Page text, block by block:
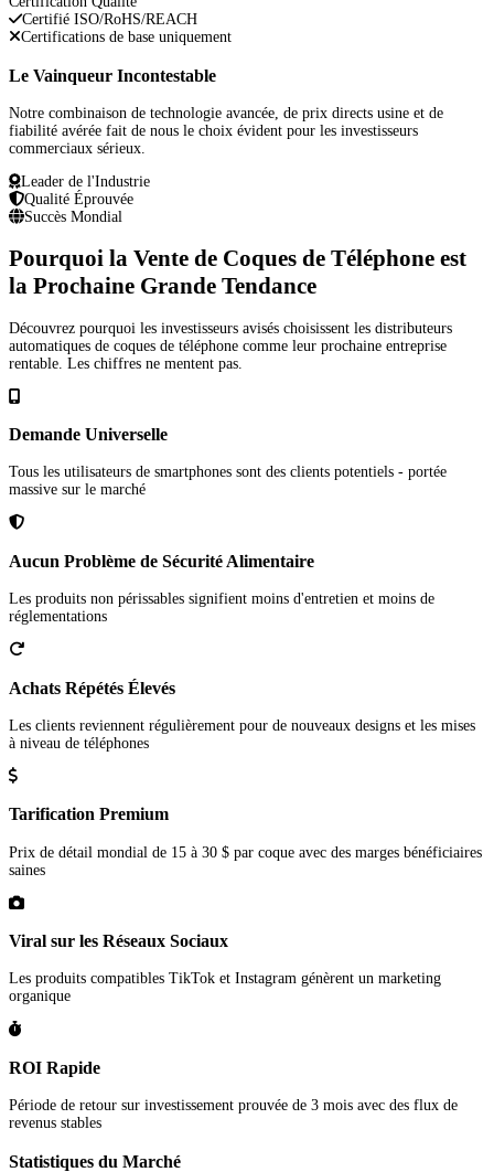
Certifié ISO/RoHS/REACH
Certifications de base uniquement
Le Vainqueur Incontestable
Notre combinaison de technologie avancée, de prix directs usine et de
fiabilité avérée fait de nous le choix évident pour les investisseurs
commerciaux sérieux.
Leader de l'Industrie
Qualité Éprouvée
Succès Mondial
Pourquoi la Vente de Coques de Téléphone est
la Prochaine Grande Tendance
Découvrez pourquoi les investisseurs avisés choisissent les distributeurs
automatiques de coques de téléphone comme leur prochaine entreprise
rentable. Les chiffres ne mentent pas.
Demande Universelle
Tous les utilisateurs de smartphones sont des clients potentiels - portée
massive sur le marché
Aucun Problème de Sécurité Alimentaire
Les produits non périssables signifient moins d'entretien et moins de
réglementations
Achats Répétés Élevés
Les clients reviennent régulièrement pour de nouveaux designs et les mises
à niveau de téléphones
Tarification Premium
Prix de détail mondial de 15 à 30 $ par coque avec des marges bénéficiaires
saines
Viral sur les Réseaux Sociaux
Les produits compatibles TikTok et Instagram génèrent un marketing
organique
ROI Rapide
Période de retour sur investissement prouvée de 3 mois avec des flux de
revenus stables
Statistiques du Marché